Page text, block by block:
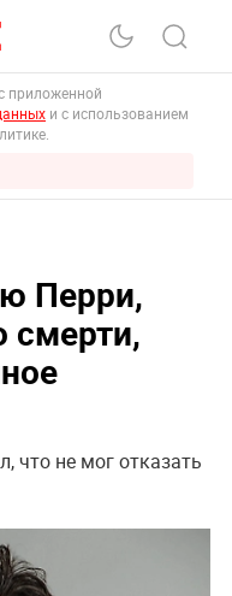
приложенной
и с использованием
Перри,
смерти,
что не мог отказать